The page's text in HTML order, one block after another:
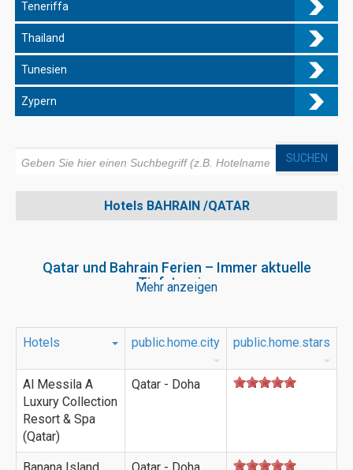
Teneriffa
Thailand
Tunesien
Zypern
SUCHEN
Hotels BAHRAIN /QATAR
Qatar und Bahrain Ferien – Immer aktuelle
Tiefstpreise
Sie immer aktuelle Angebote zu unschlagbaren Preisen.
Kompas Travel ist der Spezialist für Qatar und Bahrain Ferien.
Riesige Auswahl an Hotels ✓ aktuelle Tagespreise ✓
Reisegarantiefonds ✓ Gratis Beratung ✓
Mehr anzeigen
Hotels public.home.city public.home.stars
Al Messila A
Luxury Collection
Resort & Spa
(Qatar)
Qatar - Doha